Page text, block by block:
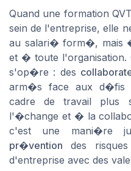
Quand une formation
sein de l'entreprise, elle
au salari� form�, mais
et � toute l'organisation.
s'op�re : des
arm�s face aux d�fis
cadre de travail plus
l'�change et � la
c'est une mani�re
pr�vention des
d'entreprise avec des